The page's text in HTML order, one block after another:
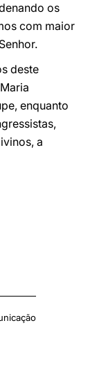
os
com maior
deste
enquanto
a